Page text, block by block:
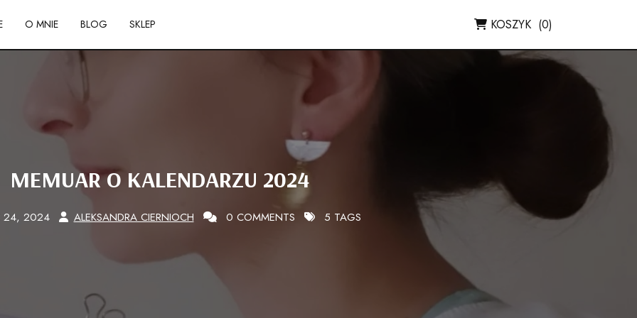
O MNIE BLOG SKLEP KOSZYK (0)
MEMUAR O KALENDARZU 2024
24, 2024 ALEKSANDRA CIERNIOCH 0 COMMENTS 5 TAGS